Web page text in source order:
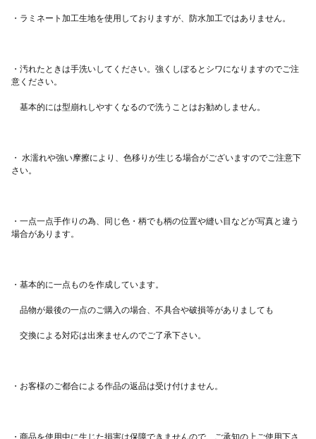
ポーチのサイズは 全体横幅22.5cm（底横幅18.2）×縦幅14.5cm×
・汚れたときは手洗いしてください。強くしぼるとシワになりますのでご注
・ 水濡れや強い摩擦により、色移りが生じる場合がございますのでご注意下
・一点一点手作りの為、同じ色・柄でも柄の位置や縫い目などが写真と違う
・商品を使用中に生じた損害は保障できませんので、ご承知の上ご使用下さ